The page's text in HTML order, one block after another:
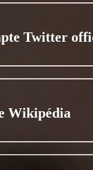
Twitter
Wikipédia